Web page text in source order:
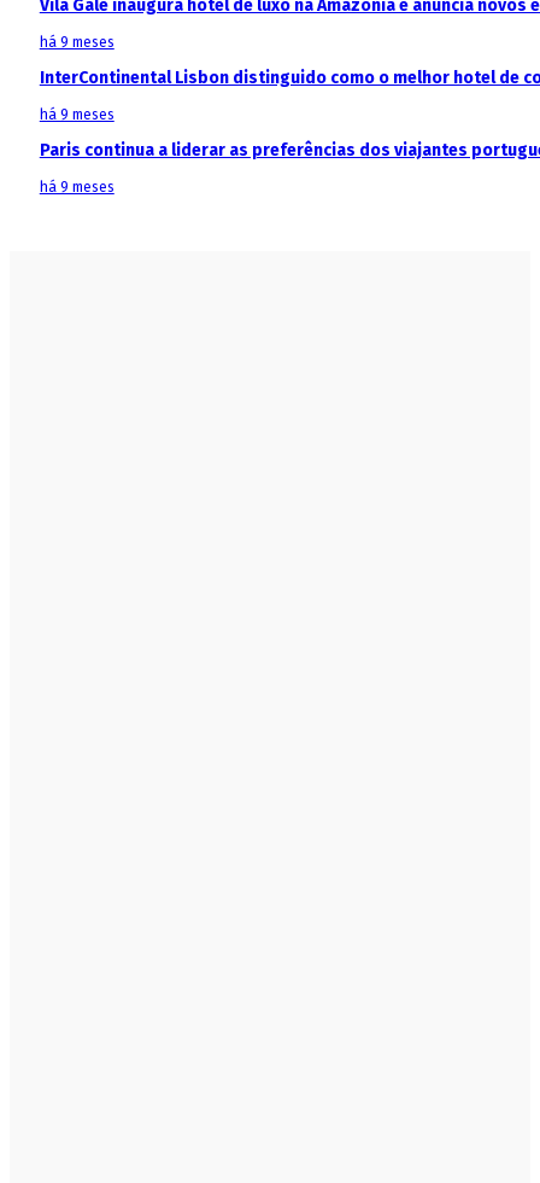
Vila Galé inaugura hotel de luxo na Amazónia e anuncia
há 9 meses
InterContinental Lisbon distinguido como o melhor hotel de
há 9 meses
Paris continua a liderar as preferências dos viajantes
há 9 meses